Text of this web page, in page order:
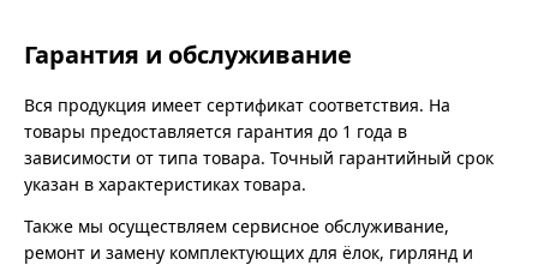
Гарантия и обслуживание
Вся продукция имеет сертификат соответствия. На
товары предоставляется гарантия до 1 года в
зависимости от типа товара. Точный гарантийный срок
указан в характеристиках товара.
Также мы осуществляем сервисное обслуживание,
ремонт и замену комплектующих для ёлок, гирлянд и